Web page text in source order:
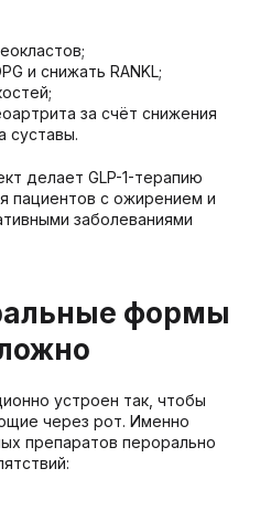
и снижать RANKL;
за счёт снижения
суставы.
делает GLP-1-терапию
пациентов с ожирением и
заболеваниями
формы
устроен так, чтобы
через рот. Именно
препаратов перорально